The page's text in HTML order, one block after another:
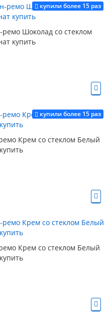
купили более 15 раз
ремо Шоколад со стеклом
купить
купили более 15 раз
Крем со стеклом Белый
Крем со стеклом Белый